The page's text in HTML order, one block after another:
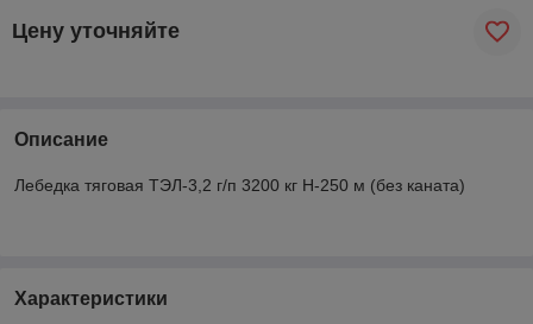
Цену уточняйте
Описание
Лебедка тяговая ТЭЛ-3,2 г/п 3200 кг Н-250 м (без каната)
Характеристики